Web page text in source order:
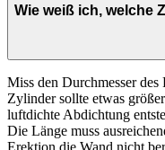
Wie weiß ich, welche
Miss den Durchmesser
Zylinder sollte etwas
luftdichte Abdichtung
Die Länge muss
Erektion die Wand nicht